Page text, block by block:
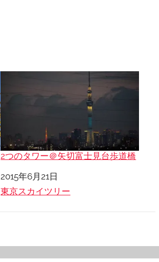
2つのタワー＠矢切富士見台歩道橋
日付
2015年6月21日
関連理由
東京スカイツリー